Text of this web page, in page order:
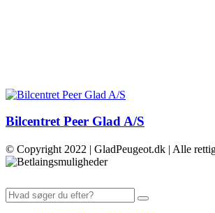
Bilcentret Peer Glad A/S
© Copyright 2022 | GladPeugeot.dk | Alle